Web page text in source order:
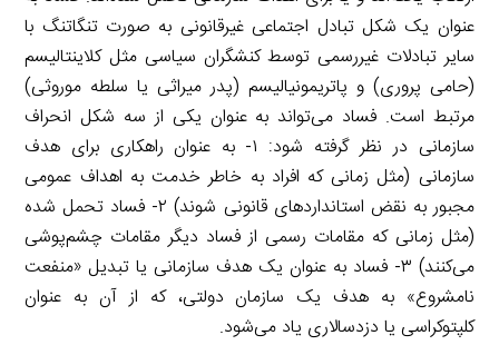
عنوان یک شکل تبادل اجتماعی غیرقانونی به صورت تنگاتنگ با
سایر تبادلات غیررسمی توسط کنشگران سیاسی مثل کلاینتالیسم
(حامی پروری) و پاتریمونیالیسم (پدر میراثی یا سلطه موروثی)
مرتبط است. فساد می‌تواند به عنوان یکی از سه شکل انحراف
سازمانی در نظر گرفته شود: ۱- به عنوان راهکاری برای هدف
سازمانی (مثل زمانی که افراد به خاطر خدمت به اهداف عمومی
مجبور به نقض استانداردهای قانونی شوند) ۲- فساد تحمل شده
(مثل زمانی که مقامات رسمی از فساد دیگر مقامات چشم‌پوشی
می‌کنند) ۳- فساد به عنوان یک هدف سازمانی یا تبدیل «منفعت
نامشروع» به هدف یک سازمان دولتی، که از آن به عنوان
کلپتوکراسی یا دزدسالاری یاد می‌شود.